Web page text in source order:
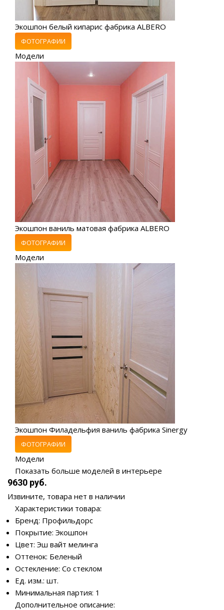
Экошпон белый кипарис фабрика ALBERO
ФОТОГРАФИИ
Модели
Экошпон ваниль матовая фабрика ALBERO
ФОТОГРАФИИ
Модели
Экошпон Филадельфия ваниль фабрика Sinergy
ФОТОГРАФИИ
Модели
Показать больше моделей в интерьере
9630 руб.
Извините, товара нет в наличии
Характеристики товара:
Бренд: Профильдорс
Покрытие: Экошпон
Цвет: Эш вайт мелинга
Оттенок: Беленый
Остекление: Со стеклом
Ед. изм.: шт.
Минимальная партия: 1
Дополнительное описание: